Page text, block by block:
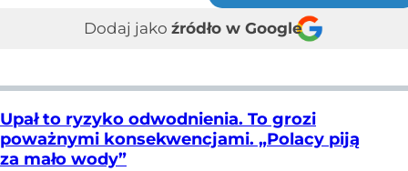
Dodaj jako źródło w Google
Upał to ryzyko odwodnienia. To grozi
poważnymi konsekwencjami. „Polacy piją
za mało wody”